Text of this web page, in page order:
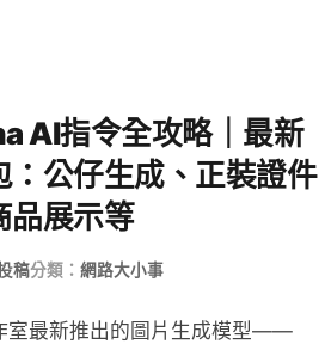
AI指令全攻略｜最新
：公仔生成、正裝證件
品展示等
稿分類： 網路大小事
室最新推出的圖片生成模型——